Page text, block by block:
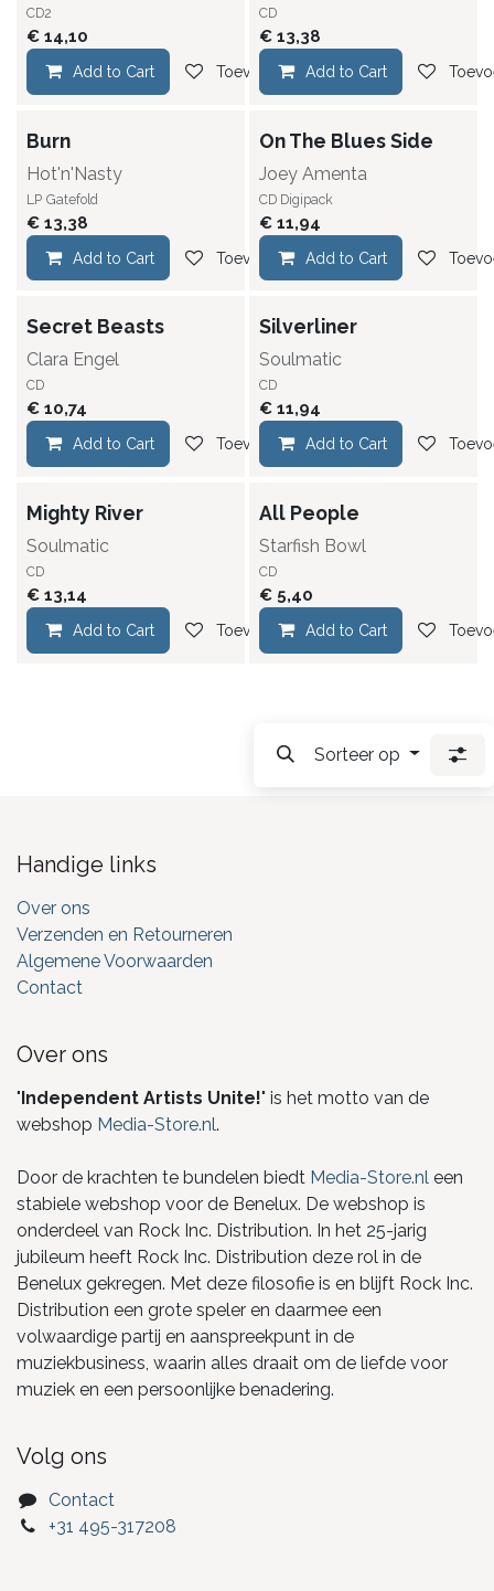
CD2
€ 14,10
Add to Cart Toevoegen aan verlanglijst
CD
€ 13,38
Add to Cart
Burn
Hot'n'Nasty
LP Gatefold
€ 13,38
Add to Cart Toevoegen aan verlanglijst
On The Blues Side
Joey Amenta
CD Digipack
€ 11,94
Add to Cart
Secret Beasts
Clara Engel
CD
€ 10,74
Add to Cart Toevoegen aan verlanglijst
Silverliner
Soulmatic
CD
€ 11,94
Add to Cart
Mighty River
Soulmatic
CD
€ 13,14
Add to Cart Toevoegen aan verlanglijst
All People
Starfish Bowl
CD
€ 5,40
Add to Cart
Sorteer op
Handige links
Over ons
Verzenden en Retourneren
Algemene Voorwaarden
Contact
Over ons
"Independent Artists Unite!" is het motto van de
webshop Media-Store.nl.
Door de krachten te bundelen biedt Media-Store.nl een
stabiele webshop voor de Benelux. De webshop is
onderdeel van Rock Inc. Distribution. In het 25-jarig
jubileum heeft Rock Inc. Distribution deze rol in de
Benelux gekregen. Met deze filosofie is en blijft Rock Inc.
Distribution een grote speler en daarmee een
volwaardige partij en aanspreekpunt in de
muziekbusiness, waarin alles draait om de liefde voor
muziek en een persoonlijke benadering.
Volg ons
Contact
+31 495-317208